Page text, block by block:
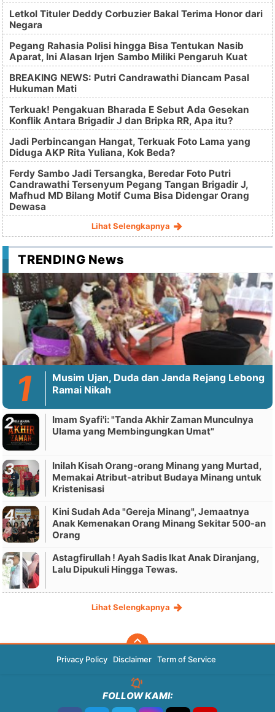
Letkol Tituler Deddy Corbuzier Bakal Terima Honor dari
Negara
Pegang Rahasia Polisi hingga Bisa Tentukan Nasib
Aparat, Ini Alasan Irjen Sambo Miliki Pengaruh Kuat
BREAKING NEWS: Putri Candrawathi Diancam Pasal
Hukuman Mati
Terkuak! Pengakuan Bharada E Sebut Ada Gesekan
Konflik Antara Brigadir J dan Bripka RR, Apa itu?
Jadi Perbincangan Hangat, Terkuak Foto Lama yang
Diduga AKP Rita Yuliana, Kok Beda?
Ferdy Sambo Jadi Tersangka, Beredar Foto Putri
Candrawathi Tersenyum Pegang Tangan Brigadir J,
Mafhud MD Bilang Motif Cuma Bisa Didengar Orang
Dewasa
Lihat Selengkapnya
TRENDING News
Musim Ujan, Duda dan Janda Rejang Lebong
Ramai Nikah
Imam Syafi'i: "Tanda Akhir Zaman Munculnya
Ulama yang Membingungkan Umat"
Inilah Kisah Orang-orang Minang yang Murtad,
Memakai Atribut-atribut Budaya Minang untuk
Kristenisasi
Kini Sudah Ada "Gereja Minang", Jemaatnya
Anak Kemenakan Orang Minang Sekitar 500-an
Orang
Astagfirullah ! Ayah Sadis Ikat Anak Diranjang,
Lalu Dipukuli Hingga Tewas.
Lihat Selengkapnya
Privacy Policy Disclaimer Term of Service
FOLLOW KAMI: